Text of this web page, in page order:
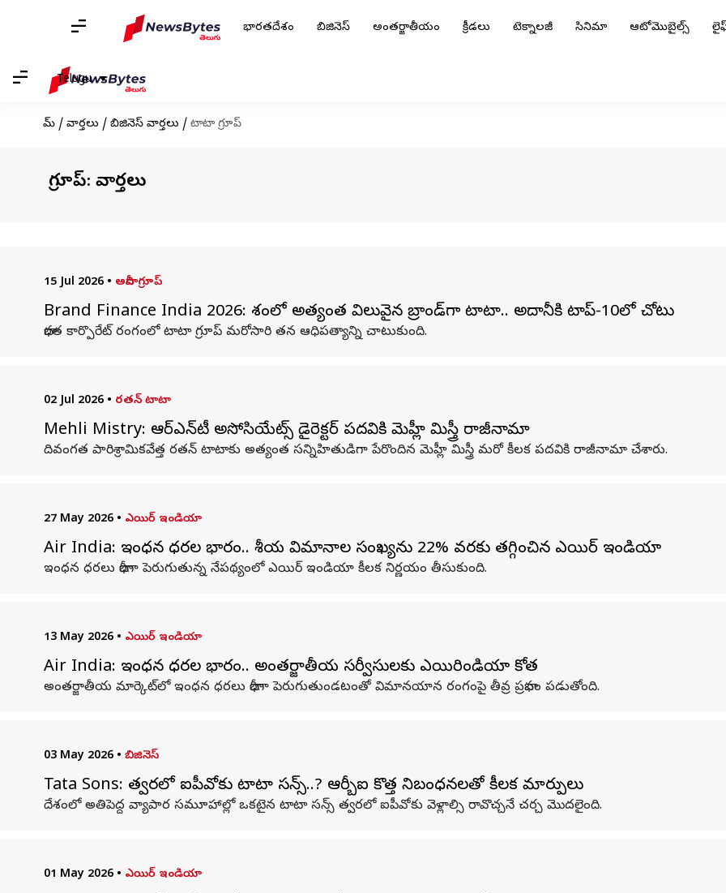
భారతదేశం బిజినెస్ అంతర్జాతీయం క్రీడలు టెక్నాలజీ సినిమా ఆటోమొబైల్స్
Telugu
హోమ్ / వార్తలు / బిజినెస్ వార్తలు / టాటా గ్రూప్
టాటా గ్రూప్: వార్తలు
15 Jul 2026 • అదానీ గ్రూప్
Brand Finance India 2026: దేశంలో అత్యంత విలువైన బ్రాండ్‌గా టాటా.. అదానీకి టాప్-10లో చోటు
భారత కార్పొరేట్ రంగంలో టాటా గ్రూప్ మరోసారి తన ఆధిపత్యాన్ని చాటుకుంది.
02 Jul 2026 • రతన్ టాటా
Mehli Mistry: ఆర్‌ఎన్‌టీ అసోసియేట్స్ డైరెక్టర్ పదవికి మెహ్లీ మిస్త్రీ రాజీనామా
దివంగత పారిశ్రామికవేత్త రతన్ టాటాకు అత్యంత సన్నిహితుడిగా పేరొందిన మెహ్లీ మిస్త్రీ మరో కీలక పదవికి రాజీనామా చేశారు.
27 May 2026 • ఎయిర్ ఇండియా
Air India: ఇంధన ధరల భారం.. దేశీయ విమానాల సంఖ్యను 22% వరకు తగ్గించిన ఎయిర్ ఇండియా
ఇంధన ధరలు భారీగా పెరుగుతున్న నేపథ్యంలో ఎయిర్ ఇండియా కీలక నిర్ణయం తీసుకుంది.
13 May 2026 • ఎయిర్ ఇండియా
Air India: ఇంధన ధరల భారం.. అంతర్జాతీయ సర్వీసులకు ఎయిరిండియా కోత
అంతర్జాతీయ మార్కెట్‌లో ఇంధన ధరలు భారీగా పెరుగుతుండటంతో విమానయాన రంగంపై తీవ్ర ప్రభావం పడుతోంది.
03 May 2026 • బిజినెస్
Tata Sons: త్వరలో ఐపీవోకు టాటా సన్స్..? ఆర్బీఐ కొత్త నిబంధనలతో కీలక మార్పులు
దేశంలో అతిపెద్ద వ్యాపార సమూహాల్లో ఒకటైన టాటా సన్స్ త్వరలో ఐపీవోకు వెళ్లాల్సి రావొచ్చనే చర్చ మొదలైంది.
01 May 2026 • ఎయిర్ ఇండియా